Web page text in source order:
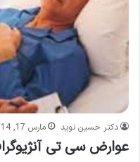
دکتر حسین نوید مارس 17, 2014
عوارض سی تی